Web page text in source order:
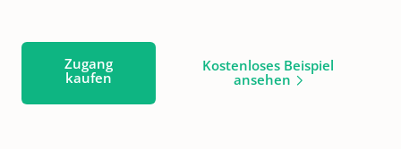
Zugang
kaufen
Kostenloses Beispiel
ansehen